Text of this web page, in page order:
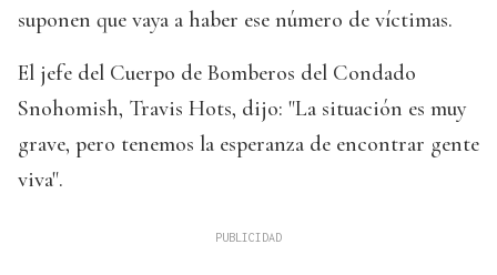
suponen que vaya a haber ese número de víctimas.
El jefe del Cuerpo de Bomberos del Condado
Snohomish, Travis Hots, dijo: "La situación es muy
grave, pero tenemos la esperanza de encontrar gente
viva".